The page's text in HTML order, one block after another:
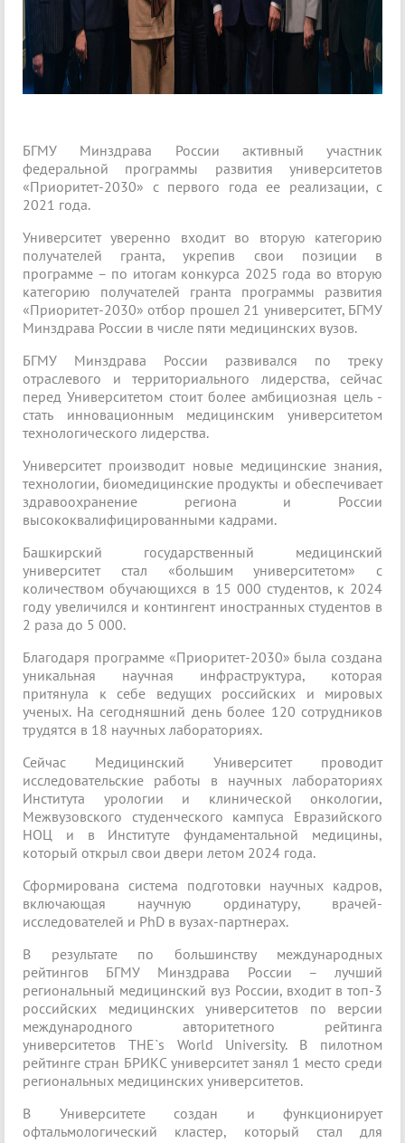
БГМУ Минздрава России активный участник
федеральной программы развития университетов
«Приоритет-2030» с первого года ее реализации, с
2021 года.
Университет уверенно входит во вторую категорию
получателей гранта, укрепив свои позиции в
программе – по итогам конкурса 2025 года во вторую
категорию получателей гранта программы развития
«Приоритет-2030» отбор прошел 21 университет, БГМУ
Минздрава России в числе пяти медицинских вузов.
БГМУ Минздрава России развивался по треку
отраслевого и территориального лидерства, сейчас
перед Университетом стоит более амбициозная цель -
стать инновационным медицинским университетом
технологического лидерства.
Университет производит новые медицинские знания,
технологии, биомедицинские продукты и обеспечивает
здравоохранение региона и России
высококвалифицированными кадрами.
Башкирский государственный медицинский
университет стал «большим университетом» с
количеством обучающихся в 15 000 студентов, к 2024
году увеличился и контингент иностранных студентов в
2 раза до 5 000.
Благодаря программе «Приоритет-2030» была создана
уникальная научная инфраструктура, которая
притянула к себе ведущих российских и мировых
ученых. На сегодняшний день более 120 сотрудников
трудятся в 18 научных лабораториях.
Сейчас Медицинский Университет проводит
исследовательские работы в научных лабораториях
Института урологии и клинической онкологии,
Межвузовского студенческого кампуса Евразийского
НОЦ и в Институте фундаментальной медицины,
который открыл свои двери летом 2024 года.
Сформирована система подготовки научных кадров,
включающая научную ординатуру, врачей-
исследователей и PhD в вузах-партнерах.
В результате по большинству международных
рейтингов БГМУ Минздрава России – лучший
региональный медицинский вуз России, входит в топ-3
российских медицинских университетов по версии
международного авторитетного рейтинга
университетов THE`s World University. В пилотном
рейтинге стран БРИКС университет занял 1 место среди
региональных медицинских университетов.
В Университете создан и функционирует
офтальмологический кластер, который стал для